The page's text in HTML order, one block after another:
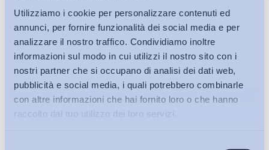
Utilizziamo i cookie per personalizzare contenuti ed
annunci, per fornire funzionalità dei social media e per
analizzare il nostro traffico. Condividiamo inoltre
informazioni sul modo in cui utilizzi il nostro sito con i
nostri partner che si occupano di analisi dei dati web,
pubblicità e social media, i quali potrebbero combinarle
con altre informazioni che hai fornito loro o che hanno
raccolto dal tuo utilizzo dei loro servizi.
Iscriviti alla Newsletter